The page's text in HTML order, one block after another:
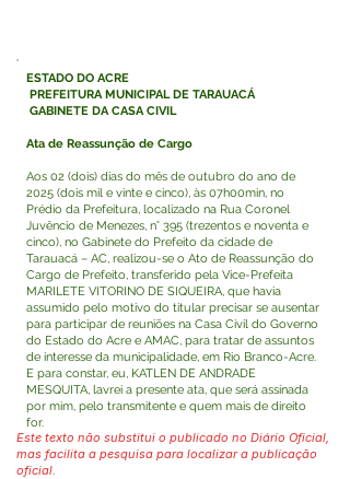
ESTADO DO ACRE
PREFEITURA MUNICIPAL DE TARAUACÁ
GABINETE DA CASA CIVIL
Ata de Reassunção de Cargo
Aos 02 (dois) dias do mês de outubro do ano de
2025 (dois mil e vinte e cinco), às 07h00min, no
Prédio da Prefeitura, localizado na Rua Coronel
Juvêncio de Menezes, n° 395 (trezentos e noventa e
cinco), no Gabinete do Prefeito da cidade de
Tarauacá – AC, realizou-se o Ato de Reassunção do
Cargo de Prefeito, transferido pela Vice-Prefeita
MARILETE VITORINO DE SIQUEIRA, que havia
assumido pelo motivo do titular precisar se ausentar
para participar de reuniões na Casa Civil do Governo
do Estado do Acre e AMAC, para tratar de assuntos
de interesse da municipalidade, em Rio Branco-Acre.
E para constar, eu, KATLEN DE ANDRADE
MESQUITA, lavrei a presente ata, que será assinada
por mim, pelo transmitente e quem mais de direito
for.
Este texto não substitui o publicado no Diário Oficial,
mas facilita a pesquisa para localizar a publicação
oficial.